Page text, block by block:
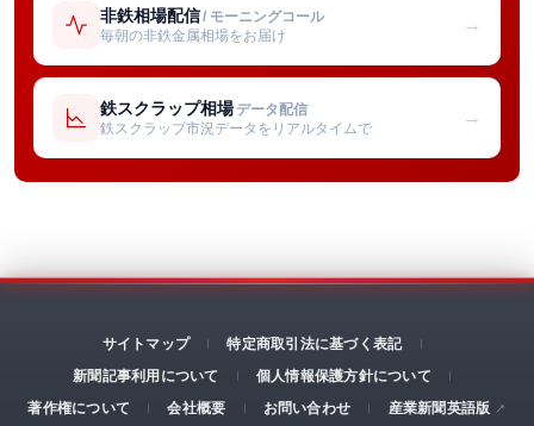
非鉄相場配信/ モーニングコール
毎朝の非鉄金属相場をお届け
→
鉄スクラップ相場 データ配信
鉄スクラップ市況データをリアルタイムで
→
サイトマップ
特定商取引法に基づく表記
新聞記事利用について
個人情報保護方針について
著作権について
会社概要 お問い合わせ 産業新聞英語版